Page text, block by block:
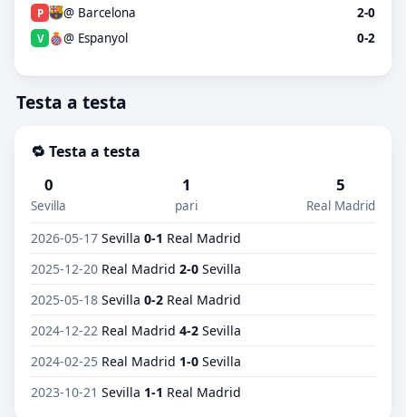
P @ Barcelona 2-0
V @ Espanyol 0-2
Testa a testa
🔁 Testa a testa
0
Sevilla
1
pari
5
Real Madrid
2026-05-17 Sevilla 0-1 Real Madrid
2025-12-20 Real Madrid 2-0 Sevilla
2025-05-18 Sevilla 0-2 Real Madrid
2024-12-22 Real Madrid 4-2 Sevilla
2024-02-25 Real Madrid 1-0 Sevilla
2023-10-21 Sevilla 1-1 Real Madrid